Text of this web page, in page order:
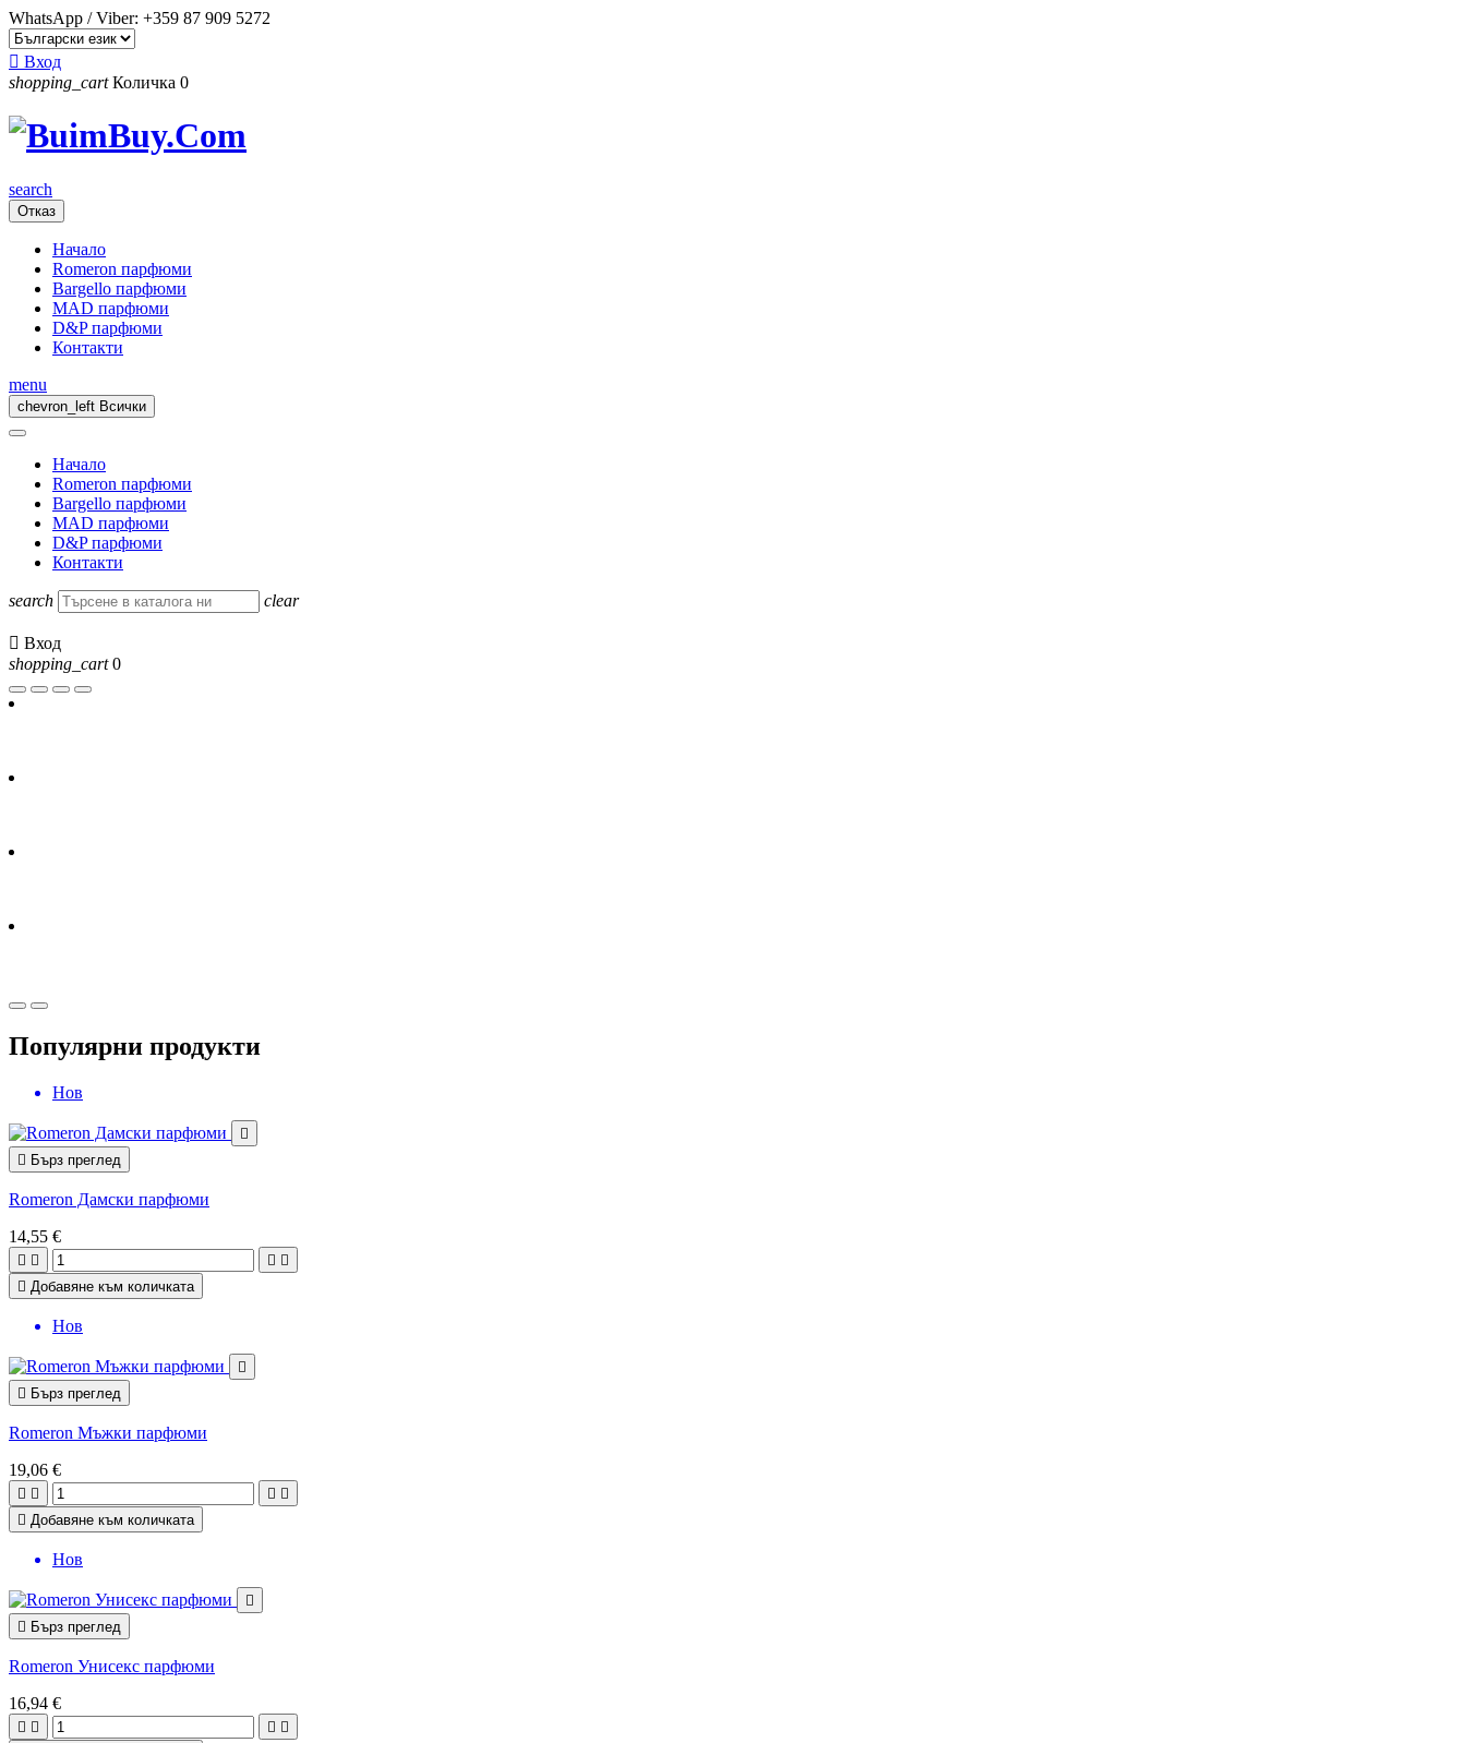
WhatsApp / Viber: +359 87 909 5272
 Вход
shopping_cart Количка 0
search
Отказ
Начало
Romeron парфюми
Bargello парфюми
MAD парфюми
D&P парфюми
Контакти
menu
chevron_left Всички
Начало
Romeron парфюми
Bargello парфюми
MAD парфюми
D&P парфюми
Контакти
search clear
 Вход
shopping_cart 0
Популярни продукти
Нов

 Бърз преглед
Romeron Дамски парфюми
14,55 €
   
 Добавяне към количката
Нов

 Бърз преглед
Romeron Мъжки парфюми
19,06 €
   
 Добавяне към количката
Нов

 Бърз преглед
Romeron Унисекс парфюми
16,94 €
   